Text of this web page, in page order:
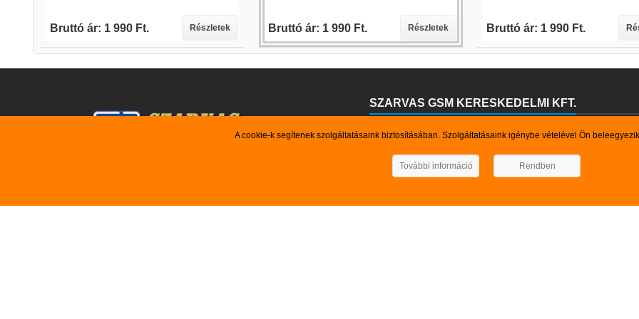
A cookie-k segítenek szolgáltatásaink biztosításában. Szolgáltatásaink igénybe vételével Ön
További információ Rendben
Bruttó ár: 1 990 Ft. Részletek Bruttó ár: 1 990 Ft. Részletek Bruttó ár: 1 990 Ft.
SZARVAS GSM KERESKEDELMI KFT.
keresett termék, szolgáltatás nem szerepel kínálatunkban, kérem
Elérhetőségeink: Mb.: 0630-55- 88-369, 0670-500- 7-500 Email: